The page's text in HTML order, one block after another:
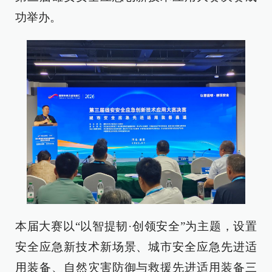
功举办。
本届大赛以“以智提韧·创领安全”为主题，设置
安全应急新技术新场景、城市安全应急先进适
用装备、自然灾害防御与救援先进适用装备三